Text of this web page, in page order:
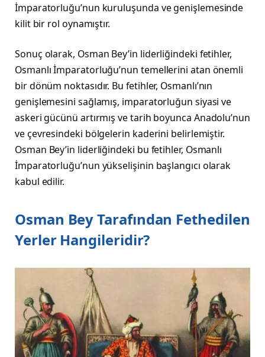
İmparatorluğu’nun kuruluşunda ve genişlemesinde
kilit bir rol oynamıştır.
Sonuç olarak, Osman Bey’in liderliğindeki fetihler,
Osmanlı İmparatorluğu’nun temellerini atan önemli
bir dönüm noktasıdır. Bu fetihler, Osmanlı’nın
genişlemesini sağlamış, imparatorluğun siyasi ve
askeri gücünü artırmış ve tarih boyunca Anadolu’nun
ve çevresindeki bölgelerin kaderini belirlemiştir.
Osman Bey’in liderliğindeki bu fetihler, Osmanlı
İmparatorluğu’nun yükselişinin başlangıcı olarak
kabul edilir.
Osman Bey Tarafından Fethedilen
Yerler Hangileridir?